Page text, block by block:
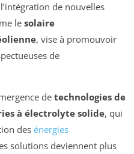
de nouvelles
lesolaire
, vise à promouvoir
de
de technologies de
à électrolyte solide, qui
des énergies
solutions deviennent plus